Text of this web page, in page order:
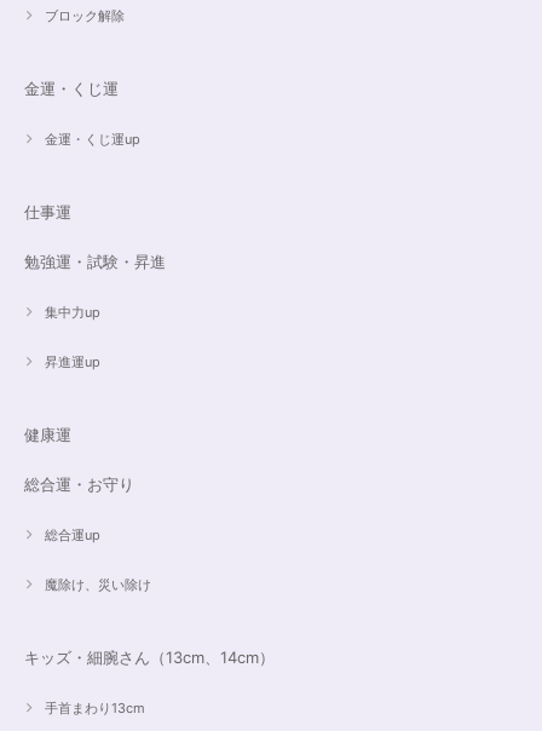
ブロック解除
金運・くじ運
金運・くじ運up
仕事運
勉強運・試験・昇進
集中力up
昇進運up
健康運
総合運・お守り
総合運up
魔除け、災い除け
キッズ・細腕さん（13cm、14cm）
手首まわり13cm